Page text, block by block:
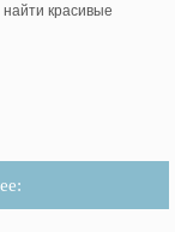
красивые